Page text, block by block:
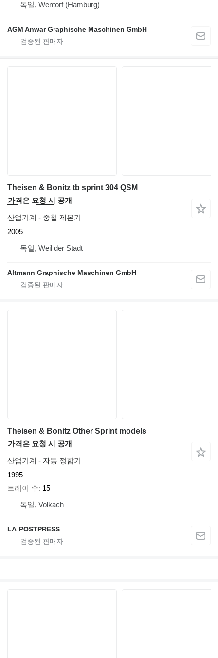
독일, Wentorf (Hamburg)
AGM Anwar Graphische Maschinen GmbH
Theisen & Bonitz tb sprint 304 QSM
가격은 요청 시 공개
산업기계 - 중철 제본기
2005
독일, Weil der Stadt
Altmann Graphische Maschinen GmbH
Theisen & Bonitz Other Sprint models
가격은 요청 시 공개
산업기계 - 자동 정합기
1995
트레이 수 15
독일, Volkach
LA-POSTPRESS